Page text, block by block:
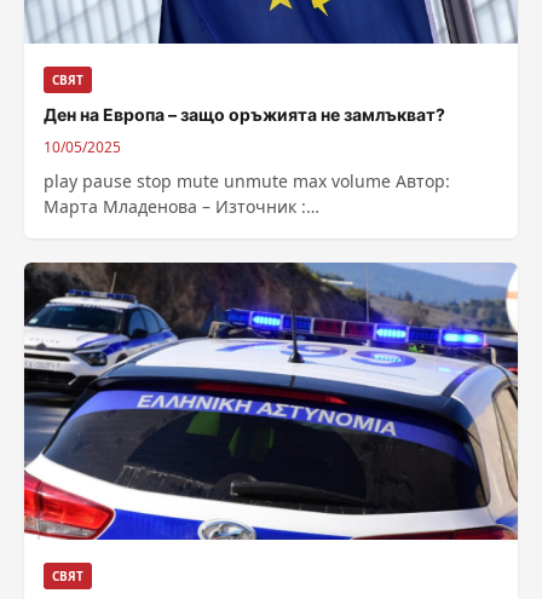
СВЯТ
Ден на Европа – защо оръжията не замлъкват?
10/05/2025
play pause stop mute unmute max volume Автор:
Марта Младенова – Източник :
СВЯТ